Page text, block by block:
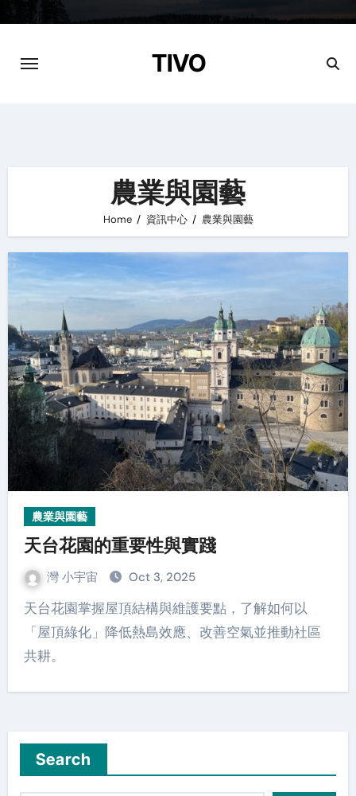
content
TIVO
農業與園藝
Home 資訊中心 農業與園藝
農業與園藝
天台花園的重要性與實踐
灣 小宇宙 Oct 3, 2025
天台花園掌握屋頂結構與維護要點，了解如何以
「屋頂綠化」降低熱島效應、改善空氣並推動社區
共耕。
Search